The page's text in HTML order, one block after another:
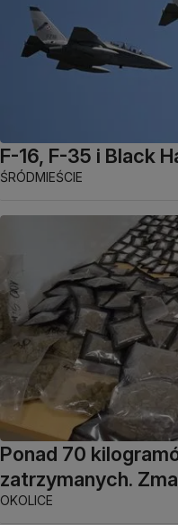
F-16, F-35 i Black
ŚRÓDMIEŚCIE
Ponad 70
zatrzymanych.
OKOLICE